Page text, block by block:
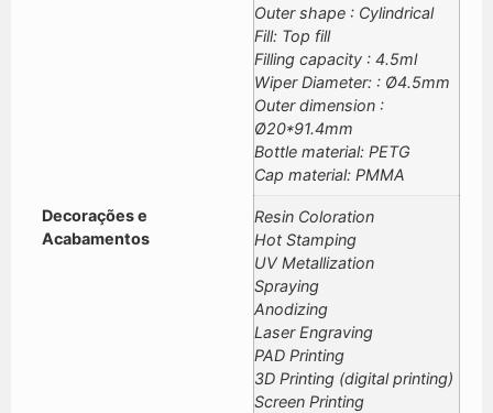
Outer shape : Cylindrical
Fill: Top fill
Filling capacity : 4.5ml
Wiper Diameter: : Ø4.5mm
Outer dimension :
Ø20*91.4mm
Bottle material: PETG
Cap material: PMMA
Decorações e
Acabamentos
Resin Coloration
Hot Stamping
UV Metallization
Spraying
Anodizing
Laser Engraving
PAD Printing
3D Printing (digital printing)
Screen Printing